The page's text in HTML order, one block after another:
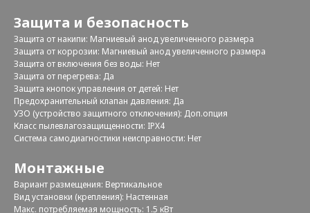
Защита и безопасность
Защита от накипи: Магниевый анод увеличенного размера
Защита от коррозии: Магниевый анод увеличенного размера
Защита от включения без воды: Нет
Защита от перегрева: Да
Защита кнопок управления от детей: Нет
Предохранительный клапан давления: Да
УЗО (устройство защитного отключения): Доп.опция
Класс пылевлагозащищенности: IPX4
Система самодиагностики неисправности: Нет
Монтажные
Вариант размещения: Вертикальное
Вид установки (крепления): Настенная
Макс. потребляемая мощность: 1.5 кВт